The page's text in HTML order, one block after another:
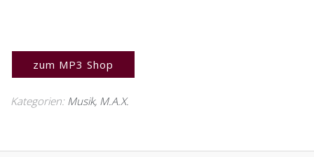
zum MP3 Shop
Kategorien: Musik, M.A.X.